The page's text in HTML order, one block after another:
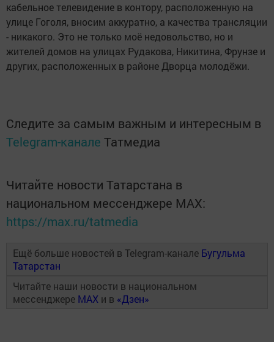
кабельное телевидение в контору, расположенную на
улице Гоголя, вносим аккуратно, а качества трансляции
- никакого. Это не только моё недовольство, но и
жителей домов на улицах Рудакова, Никитина, Фрунзе и
других, расположенных в районе Дворца молодёжи.
Следите за самым важным и интересным в
Telegram-канале Татмедиа
Читайте новости Татарстана в
национальном мессенджере MАХ:
https://max.ru/tatmedia
Ещё больше новостей в Telegram-канале Бугульма
Татарстан
Читайте наши новости в национальном
мессенджере MAX и в «Дзен»